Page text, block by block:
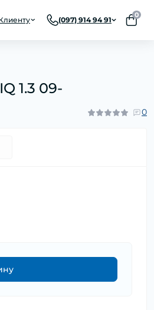
(097) 914 94 91
0
1.3 09-
0